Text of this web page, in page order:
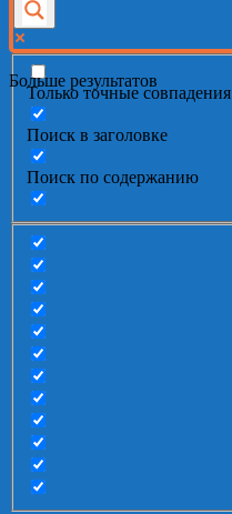
Больше результатов
Только точные совпадения
Поиск в заголовке
Поиск по содержанию